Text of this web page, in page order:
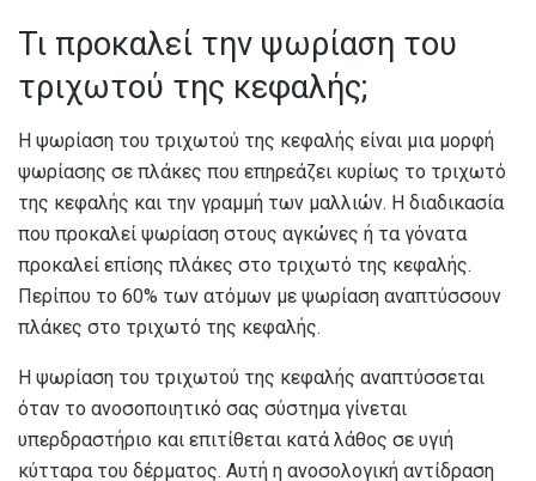
Τι προκαλεί την ψωρίαση του
τριχωτού της κεφαλής;
Η ψωρίαση του τριχωτού της κεφαλής είναι μια μορφή
ψωρίασης σε πλάκες που επηρεάζει κυρίως το τριχωτό
της κεφαλής και την γραμμή των μαλλιών. Η διαδικασία
που προκαλεί ψωρίαση στους αγκώνες ή τα γόνατα
προκαλεί επίσης πλάκες στο τριχωτό της κεφαλής.
Περίπου το 60% των ατόμων με ψωρίαση αναπτύσσουν
πλάκες στο τριχωτό της κεφαλής.
Η ψωρίαση του τριχωτού της κεφαλής αναπτύσσεται
όταν το ανοσοποιητικό σας σύστημα γίνεται
υπερδραστήριο και επιτίθεται κατά λάθος σε υγιή
κύτταρα του δέρματος. Αυτή η ανοσολογική αντίδραση